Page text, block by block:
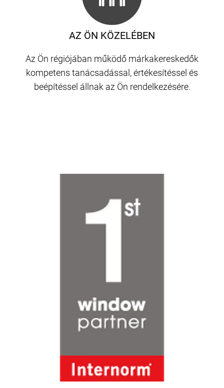
AZ ÖN KÖZELÉBEN
Az Ön régiójában működő márkakereskedők
kompetens tanácsadással, értékesítéssel és
beépítéssel állnak az Ön rendelkezésére.